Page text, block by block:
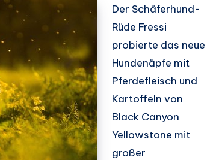
Der Schäferhund-
Rüde Fressi
probierte das neue
Hundenäpfe mit
Pferdefleisch und
Kartoffeln von
Black Canyon
Yellowstone mit
großer